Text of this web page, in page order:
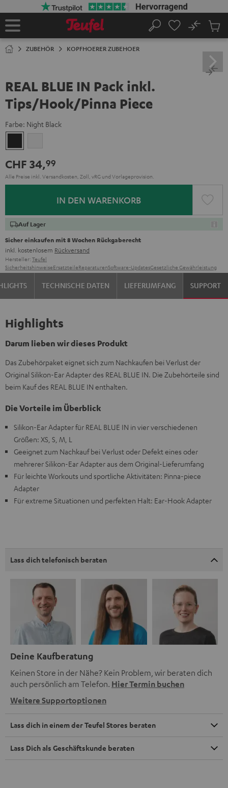
Startseite
Suche
No
ZUBEHÖR KOPFHOERER ZUBEHOER
REAL BLUE IN Pack inkl.
Tips/Hook/Pinna Piece
Farbe: Night Black
Black
CHF 34,99
Alle Preise inkl. Versandkosten, Zoll, vRG und Vorlageprovision.
IN DEN WARENKORB
Auf Lager
Sicher einkaufen mit 8 Wochen Rückgaberecht
inkl. kostenlosem Rückversand
Hersteller: Teufel
SicherheitshinweiseErsatzteileReparaturenSoftware-UpdatesGesetzliche Gewährleistung
TECHNISCHE DATEN LIEFERUMFANG SUPPORT
Highlights
Darum lieben wir dieses Produkt
Das Zubehörpaket eignet sich zum Nachkaufen bei Verlust der
Original Silikon-Ear Adapter des REAL BLUE IN. Die Zubehörteile sind
beim Kauf des REAL BLUE IN enthalten.
Die Vorteile im Überblick
Silikon-Ear Adapter für REAL BLUE IN in vier verschiedenen
Größen: XS, S, M, L
Geeignet zum Nachkauf bei Verlust oder Defekt eines oder
mehrerer Silikon-Ear Adapter aus dem Original-Lieferumfang
Für leichte Workouts und sportliche Aktivitäten: Pinna-piece
Adapter
Für extreme Situationen und perfekten Halt: Ear-Hook Adapter
Lass dich telefonisch beraten
Deine Kaufberatung
Keinen Store in der Nähe? Kein Problem, wir beraten dich
auch persönlich am Telefon. Hier Termin buchen
Weitere Supportoptionen
Lass dich in einem der Teufel Stores beraten
Lass Dich als Geschäftskunde beraten